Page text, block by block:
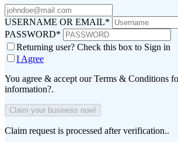
USERNAME OR EMAIL*
PASSWORD*
Returning user? Check this box to Sign in
I Agree
You agree & accept our Terms & Conditions
information?.
Claim request is processed after verification..